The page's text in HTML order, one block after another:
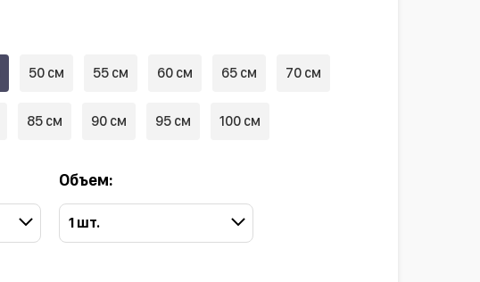
50 см 55 см 60 см 65 см 70 см
85 см 90 см 95 см 100 см
Объем:
1 шт.